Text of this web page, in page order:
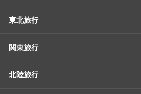
東北旅行
関東旅行
北陸旅行